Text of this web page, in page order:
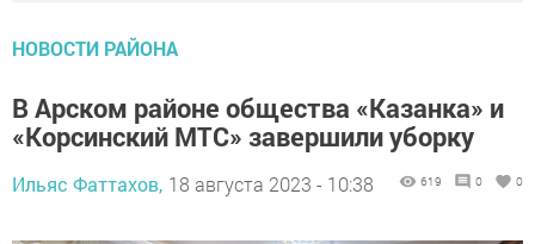
НОВОСТИ РАЙОНА
В Арском районе общества «Казанка» и
«Корсинский МТС» завершили уборку
Ильяс Фаттахов, 18 августа 2023 - 10:38 619 0 0